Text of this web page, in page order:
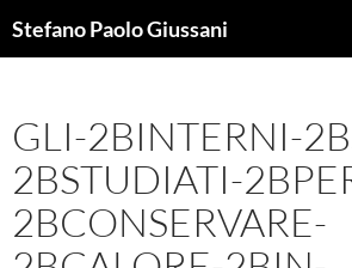
alStefano Paolo Giussani
GLI-2BINTERNI-
2BSTUDIATI-
2BCONSERVARE-